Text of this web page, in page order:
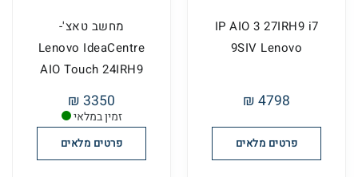
IP AIO 3 27IRH9 i7
9SIV Lenovo
4798 ₪
פרטים מלאים
זמין במלאי
מחשב טאצ'-
Lenovo IdeaCentre
AIO Touch 24IRH9
3350 ₪
פרטים מלאים